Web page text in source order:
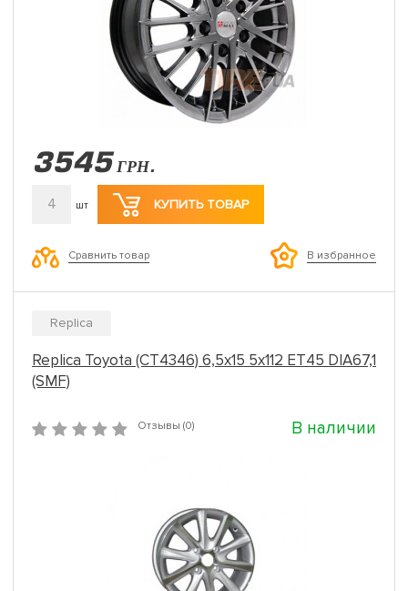
3545 ГРН.
4 шт КУПИТЬ ТОВАР
Сравнить товар В избранное
Replica
Replica Toyota (CT4346) 6,5x15 5x112 ET45 DIA67,1
(SMF)
Отзывы (0) В наличии